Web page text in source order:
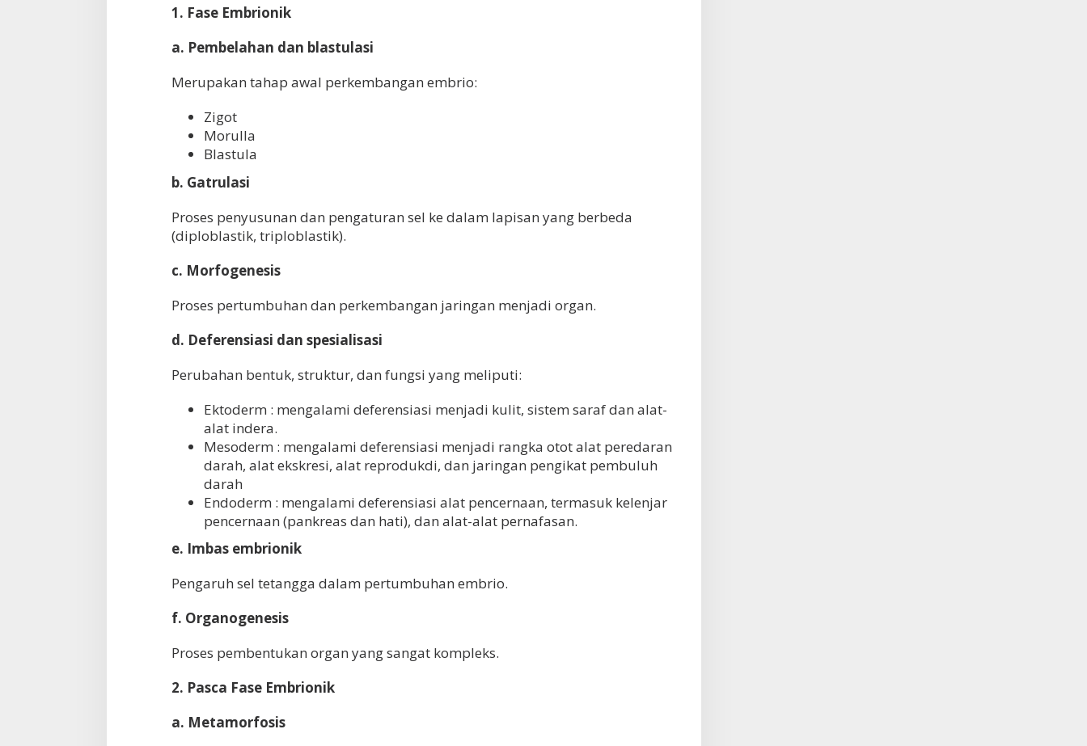
1. Fase Embrionik
a. Pembelahan dan blastulasi
Merupakan tahap awal perkembangan embrio:
Zigot
Morulla
Blastula
b. Gatrulasi
Proses penyusunan dan pengaturan sel ke dalam lapisan yang berbeda
(diploblastik, triploblastik).
c. Morfogenesis
Proses pertumbuhan dan perkembangan jaringan menjadi organ.
d. Deferensiasi dan spesialisasi
Perubahan bentuk, struktur, dan fungsi yang meliputi:
Ektoderm : mengalami deferensiasi menjadi kulit, sistem saraf dan alat-
alat indera.
Mesoderm : mengalami deferensiasi menjadi rangka otot alat peredaran
darah, alat ekskresi, alat reprodukdi, dan jaringan pengikat pembuluh
darah
Endoderm : mengalami deferensiasi alat pencernaan, termasuk kelenjar
pencernaan (pankreas dan hati), dan alat-alat pernafasan.
e. Imbas embrionik
Pengaruh sel tetangga dalam pertumbuhan embrio.
f. Organogenesis
Proses pembentukan organ yang sangat kompleks.
2. Pasca Fase Embrionik
a. Metamorfosis